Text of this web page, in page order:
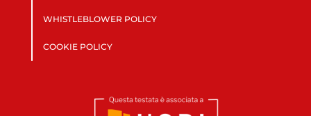
WHISTLEBLOWER POLICY
COOKIE POLICY